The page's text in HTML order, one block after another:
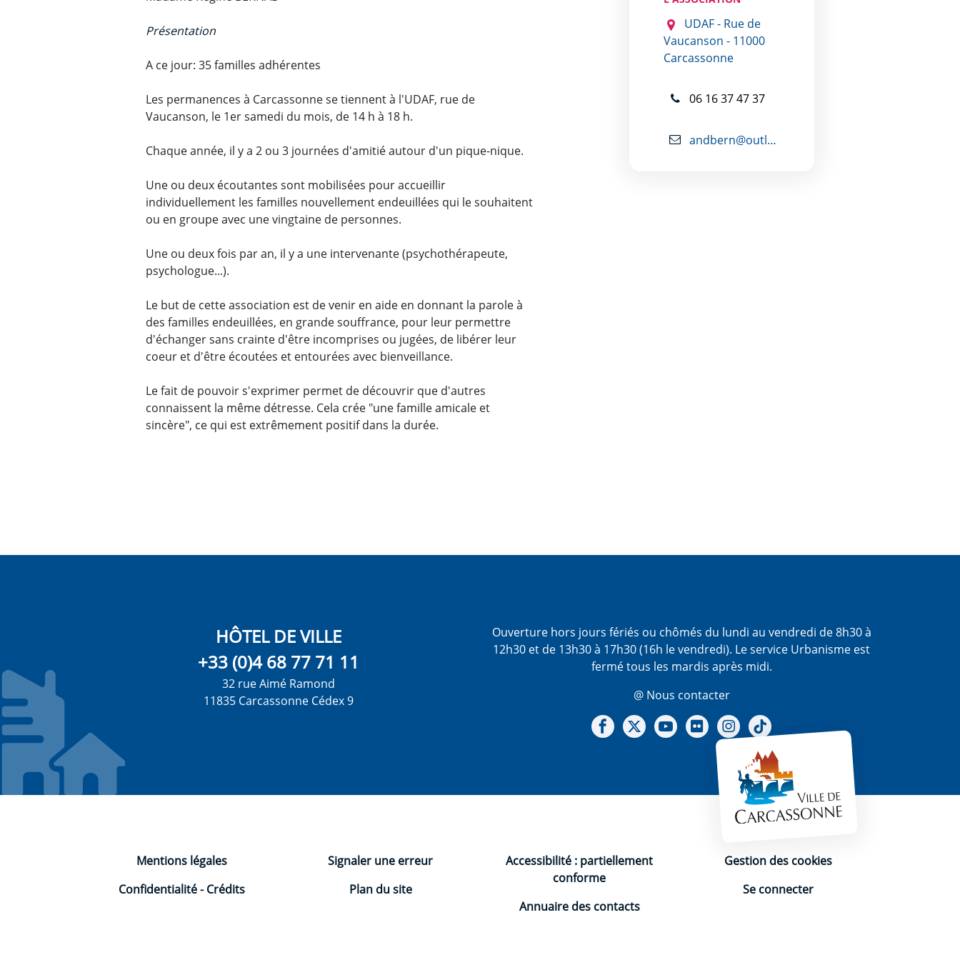
Présentation
A ce jour: 35 familles adhérentes
Les permanences à Carcassonne se tiennent à l'UDAF, rue de
Vaucanson, le 1er samedi du mois, de 14 h à 18 h.
Chaque année, il y a 2 ou 3 journées d'amitié autour d'un pique-nique.
Une ou deux écoutantes sont mobilisées pour accueillir
individuellement les familles nouvellement endeuillées qui le souhaitent
ou en groupe avec une vingtaine de personnes.
Une ou deux fois par an, il y a une intervenante (psychothérapeute,
psychologue...).
Le but de cette association est de venir en aide en donnant la parole à
des familles endeuillées, en grande souffrance, pour leur permettre
d'échanger sans crainte d'être incomprises ou jugées, de libérer leur
coeur et d'être écoutées et entourées avec bienveillance.
Le fait de pouvoir s'exprimer permet de découvrir que d'autres
connaissent la même détresse. Cela crée "une famille amicale et
sincère", ce qui est extrêmement positif dans la durée.
UDAF - Rue de
Vaucanson - 11000
Carcassonne
06 16 37 47 37
andbern@outlook.fr
HÔTEL DE VILLE
+33 (0)4 68 77 71 11
32 rue Aimé Ramond
11835 Carcassonne Cédex 9
Ouverture hors jours fériés ou chômés du lundi au vendredi de 8h30 à
12h30 et de 13h30 à 17h30 (16h le vendredi). Le service Urbanisme est
fermé tous les mardis après midi.
@ Nous contacter
Notre Facebook
Notre X - (twitter)
Notre chaine Youtube
Notre Gallerie sur Flickr
Notre Instagram
Mentions légales
Confidentialité-Crédits
Signaler une erreur
Plan du site
Accessibilité : partiellement
conforme
Annuaire des contacts
Gestion des cookies
Se connecter